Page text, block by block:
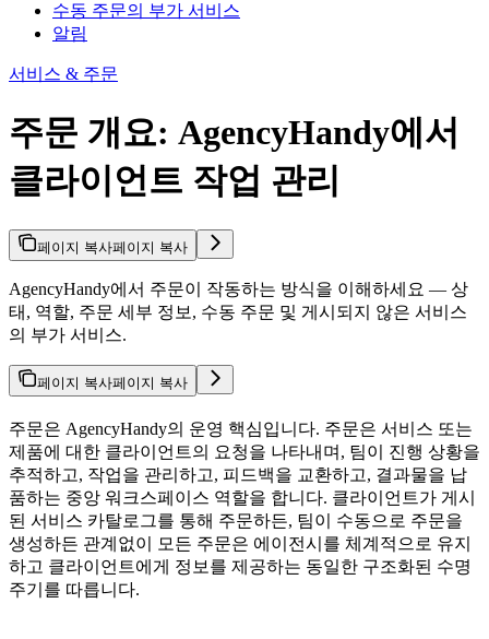
수동 주문의 부가 서비스
알림
서비스 & 주문
주문 개요: AgencyHandy에서
클라이언트 작업 관리
페이지 복사페이지 복사
AgencyHandy에서 주문이 작동하는 방식을 이해하세요 — 상
태, 역할, 주문 세부 정보, 수동 주문 및 게시되지 않은 서비스
의 부가 서비스.
페이지 복사페이지 복사
주문은 AgencyHandy의 운영 핵심입니다. 주문은 서비스 또는
제품에 대한 클라이언트의 요청을 나타내며, 팀이 진행 상황을
추적하고, 작업을 관리하고, 피드백을 교환하고, 결과물을 납
품하는 중앙 워크스페이스 역할을 합니다. 클라이언트가 게시
된 서비스 카탈로그를 통해 주문하든, 팀이 수동으로 주문을
생성하든 관계없이 모든 주문은 에이전시를 체계적으로 유지
하고 클라이언트에게 정보를 제공하는 동일한 구조화된 수명
주기를 따릅니다.